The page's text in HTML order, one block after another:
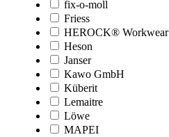
fix-o-moll
Friess
HEROCK® Workwear
Heson
Janser
Kawo GmbH
Küberit
Lemaitre
Löwe
MAPEI